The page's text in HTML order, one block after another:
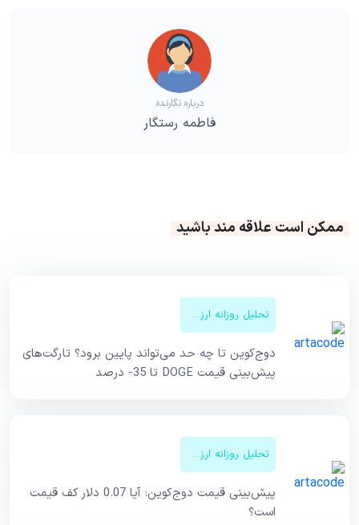
درباره نگارنده
فاطمه رستگار
ممکن است علاقه مند باشید
تحلیل روزانه ارزهای دیجیتال
دوج‌کوین تا چه حد می‌تواند پایین برود؟ تارگت‌های
پیش‌بینی قیمت DOGE تا 35- درصد
تحلیل روزانه ارزهای دیجیتال
پیش‌بینی قیمت دوج‌کوین: آیا 0.07 دلار کف قیمت
است؟